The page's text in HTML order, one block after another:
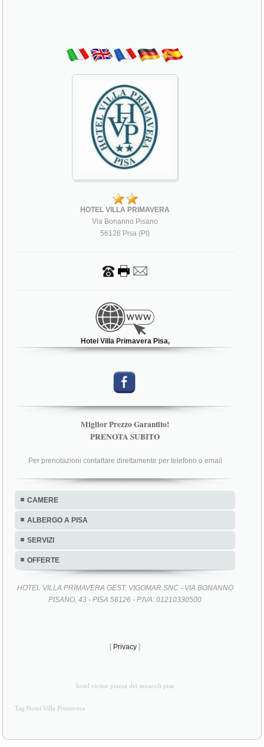
HOTEL VILLA PRIMAVERA
Via Bonanno Pisano
56126 Pisa (PI)
Hotel Villa Primavera Pisa,
Miglior Prezzo Garantito!
PRENOTA SUBITO
Per prenotazioni contattare direttamente per telefono o email
CAMERE
ALBERGO A PISA
SERVIZI
OFFERTE
HOTEL VILLA PRIMAVERA GEST. VIGOMAR SNC - VIA BONANNO
PISANO, 43 - PISA 56126 - P.IVA: 01210330500
[ Privacy ]
hotel vicino piazza dei miracoli pisa
Tag Hotel Villa Primavera